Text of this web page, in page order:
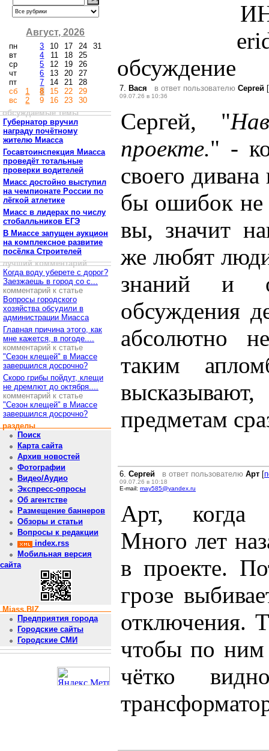
Август, 2026
пн
вт
ср
чт
пт
сб
вс
1
2
3
4
5
6
7
8
9
10
11
12
13
14
15
16
17
18
19
20
21
22
23
24
25
26
27
28
29
30
31
обсуждаемые темы
Губернатор вручил
награду почётному
жителю Миасса
Госавтоинспекция Миасса
проведёт тотальные
проверки водителей
Миасс достойно выступил
на чемпионате России по
лёгкой атлетике
Миасс в лидерах по числу
стобалльников ЕГЭ
В Миассе запущен аукцион
на комплексное развитие
посёлка Строителей
лучший комментарий
Когда воду уберете с дорог?
Заезжаешь в город со с...
комментарий к статье
Вопросы городского
хозяйства обсудили в
администрации Миасса
Главная причина этого, как
мне кажется, в погоде....
комментарий к статье
"Сезон клещей" в Миассе
завершился досрочно?
Скоро грибы пойдут, клещи
не дремлют до октября....
комментарий к статье
"Сезон клещей" в Миассе
завершился досрочно?
разделы
Поиск
Карта сайта
Архив новостей
Фотографии
Видео/Аудио
Экспресс-опросы
Об агентстве
Размещение баннеров
Обзоры и статьи
Вопросы к редакции
index.rss
Мобильная версия
сайта
Miass.BIZ
Предприятия города
Городские сайты
Городские СМИ
обсуждение
7. Вася в ответ пользователю Сергей [
09.07.26 в 10:36
Сергей, "
проекте." -
своего
бы ошибок не
вы, значит
же любят
знаний и
обсуждения
абсолютно
таким
предметам
6. Сергей в ответ пользователю Арт [
09.07.26 в 10:18
E-mail: may585@yandex.ru
Арт, когда
Много лет
в проекте.
грозе
отключения.
чтобы по
чётко